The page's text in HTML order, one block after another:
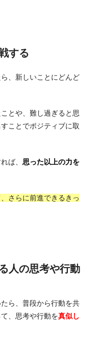
する
、新しいことにどんど
とや、難し過ぎると思
ことでポジティブに取
ば、 思った以上の力を
さらに前進できるきっ
人の思考や行動
ら、普段から行動を共
、思考や行動を真似し